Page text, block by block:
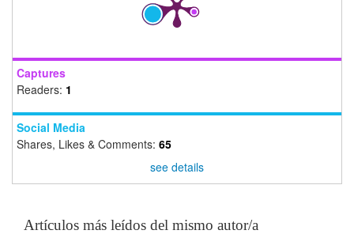
Captures
Readers: 1
Social Media
Shares, Likes & Comments: 65
see details
Artículos más leídos del mismo autor/a